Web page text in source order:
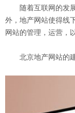
随着互联网的发展
外，地产网站使得线
网站的管理，运营，
北京地产网站的建